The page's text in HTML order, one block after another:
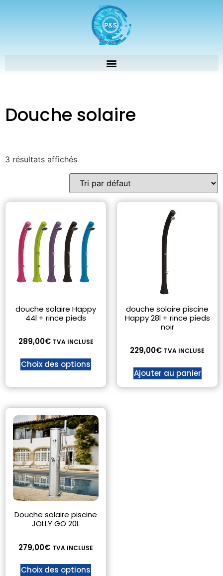
Douche solaire
3 résultats affichés
douche solaire Happy
44l + rince pieds
289,00€ TVA INCLUSE
Choix des options
douche solaire piscine
Happy 28l + rince pieds
noir
229,00€ TVA INCLUSE
Ajouter au panier
Douche solaire piscine
JOLLY GO 20L
279,00€ TVA INCLUSE
Choix des options